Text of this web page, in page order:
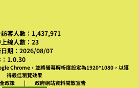
訪客人數：1,437,971
線人數：23
日期：2026/08/07
1.0.30
Chrome，並將螢幕解析度設定為1920*1080，以獲
得最佳瀏覽效果
政策
政府網站資料開放宣告